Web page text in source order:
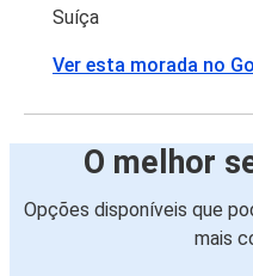
Suíça
Ver esta morada no
O melhor
Opções disponíveis que
mais